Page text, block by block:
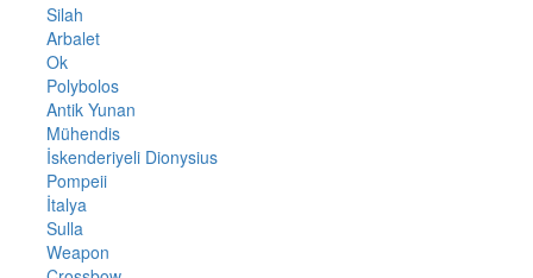
Silah
Arbalet
Ok
Polybolos
Antik Yunan
Mühendis
İskenderiyeli Dionysius
Pompeii
İtalya
Sulla
Weapon